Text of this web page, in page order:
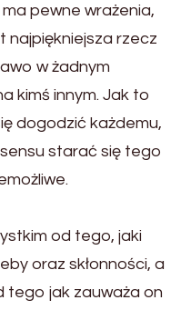
pewne wrażenia,
najpiękniejsza rzecz
w żadnym
kimś innym. Jak to
dogodzić każdemu,
starać się tego
od tego, jaki
oraz skłonności, a
jak zauważa on